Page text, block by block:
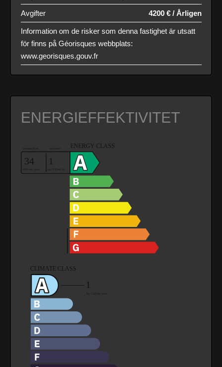
Avgifter 4200 € / Årligen
Information om de risker som denna fastighet är utsatt
för finns på Géorisques webbplats:
www.georisques.gouv.fr
ENERGIEFFEKTIVITET